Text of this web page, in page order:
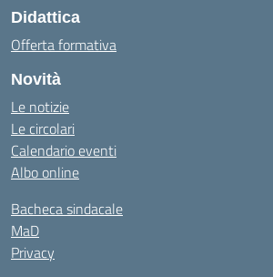
Didattica
Offerta formativa
Novità
Le notizie
Le circolari
Calendario eventi
Albo online
Bacheca sindacale
MaD
Privacy